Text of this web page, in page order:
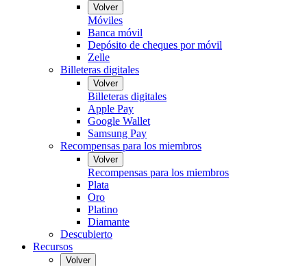
Volver
Móviles
Banca móvil
Depósito de cheques por móvil
Zelle
Billeteras digitales
Volver
Billeteras digitales
Apple Pay
Google Wallet
Samsung Pay
Recompensas para los miembros
Volver
Recompensas para los miembros
Plata
Oro
Platino
Diamante
Descubierto
Recursos
Volver